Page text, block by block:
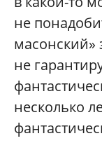
не
масонский»
не
несколько